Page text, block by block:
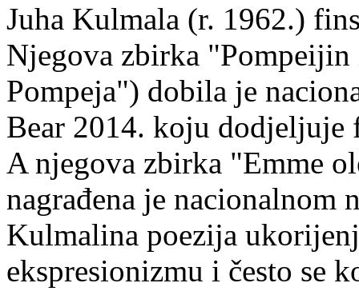
Juha Kulmala (r. 1962.)
Njegova zbirka
Pompeja") dobila je
Bear 2014. koju
A njegova zbirka "Emme
nagrađena je nacionalnom
Kulmalina poezija
ekspresionizmu i često se